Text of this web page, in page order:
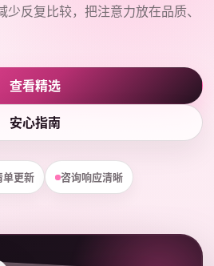
反复比较，把注意力放在品质、
查看精选
安心指南
单更新 咨询响应清晰